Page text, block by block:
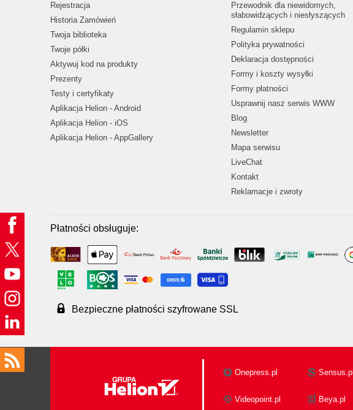
Rejestracja
Historia Zamówień
Twoja biblioteka
Twoje półki
Aktywuj kod na produkty
Prezenty
Testy i certyfikaty
Aplikacja Helion - Android
Aplikacja Helion - iOS
Aplikacja Helion - AppGallery
Przewodnik dla niewidomych,
słabowidzących i niesłyszących
Regulamin sklepu
Polityka prywatności
Deklaracja dostępności
Formy i koszty wysyłki
Formy płatności
Usprawnij nasz serwis WWW
Blog
Newsletter
Mapa serwisu
LiveChat
Kontakt
Reklamacje i zwroty
Płatności obsługuje:
Bezpieczne płatności szyfrowane SSL
Onepress.pl Sensus.pl
Videopoint.pl Beya.pl